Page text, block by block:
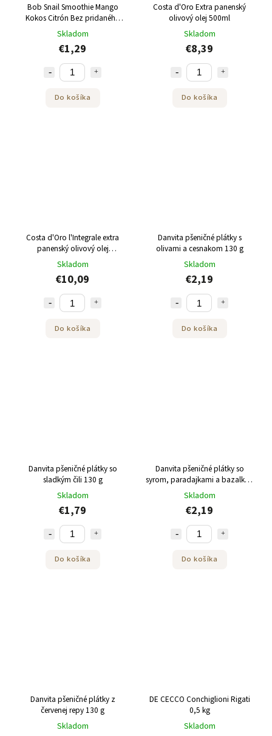
Bob Snail Smoothie Mango
Kokos Citrón Bez pridaného
cukru 120 g
Skladom
€1,29
Do košíka
Costa d'Oro Extra panenský
olivový olej 500ml
Skladom
€8,39
Do košíka
Costa d'Oro l'Integrale extra
panenský olivový olej
nefiltrovaný 500 ml
Skladom
€10,09
Do košíka
Danvita pšeničné plátky s
olivami a cesnakom 130 g
Skladom
€2,19
Do košíka
Danvita pšeničné plátky so
sladkým čili 130 g
Skladom
€1,79
Do košíka
Danvita pšeničné plátky so
syrom, paradajkami a bazalkou
130 g
Skladom
€2,19
Do košíka
Danvita pšeničné plátky z
červenej repy 130 g
Skladom
DE CECCO Conchiglioni Rigati
0,5 kg
Skladom